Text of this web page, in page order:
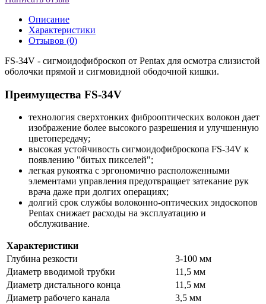
Описание
Характеристики
Отзывов (0)
FS-34V - сигмоидофиброскоп от Pentax для осмотра слизистой
оболочки прямой и сигмовидной ободочной кишки.
Преимущества FS-34V
технология сверхтонких фиброоптических волокон дает
изображение более высокого разрешения и улучшенную
цветопередачу;
высокая устойчивость сигмоидофиброскопа FS-34V к
появлению "битых пикселей";
легкая рукоятка с эргономично расположенными
элементами управления предотвращает затекание рук
врача даже при долгих операциях;
долгий срок службы волоконно-оптических эндоскопов
Pentax снижает расходы на эксплуатацию и
обслуживание.
Характеристики
Глубина резкости
3-100 мм
Диаметр вводимой трубки
11,5 мм
Диаметр дистального конца
11,5 мм
Диаметр рабочего канала
3,5 мм